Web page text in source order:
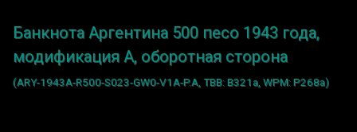
Банкнота Аргентина 500 песо 1943 года,
модификация A, оборотная сторона
(ARY-1943A-R500-S023-GW0-V1A-P.A, TBB: B321a, WPM: P268a)